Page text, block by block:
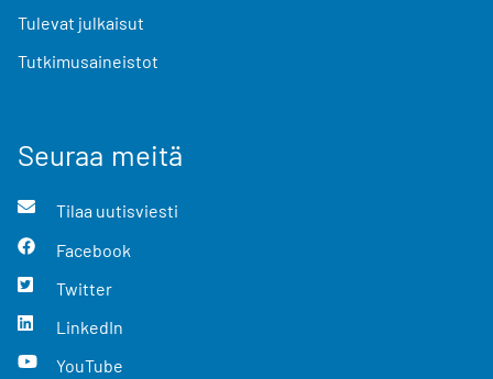
Tulevat julkaisut
Tutkimusaineistot
Seuraa meitä
Tilaa uutisviesti
Facebook
Twitter
LinkedIn
YouTube